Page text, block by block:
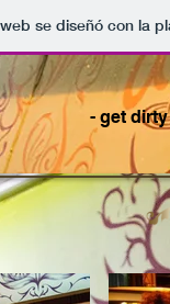
se diseñó con la
- get dirty